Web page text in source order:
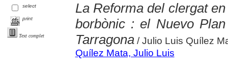
select
print
Text complet
La Reforma del clergat
borbònic : el Nuevo
Tarragona/ Julio Luis Quílez
Quílez Mata, Julio Luis